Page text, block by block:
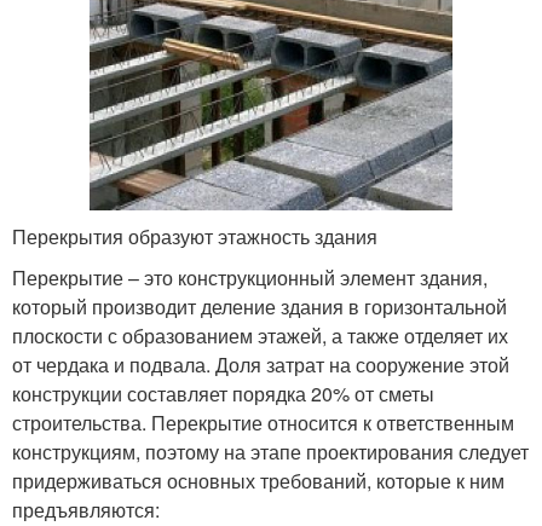
Перекрытия образуют этажность здания
Перекрытие – это конструкционный элемент здания,
который производит деление здания в горизонтальной
плоскости с образованием этажей, а также отделяет их
от чердака и подвала. Доля затрат на сооружение этой
конструкции составляет порядка 20% от сметы
строительства. Перекрытие относится к ответственным
конструкциям, поэтому на этапе проектирования следует
придерживаться основных требований, которые к ним
предъявляются: